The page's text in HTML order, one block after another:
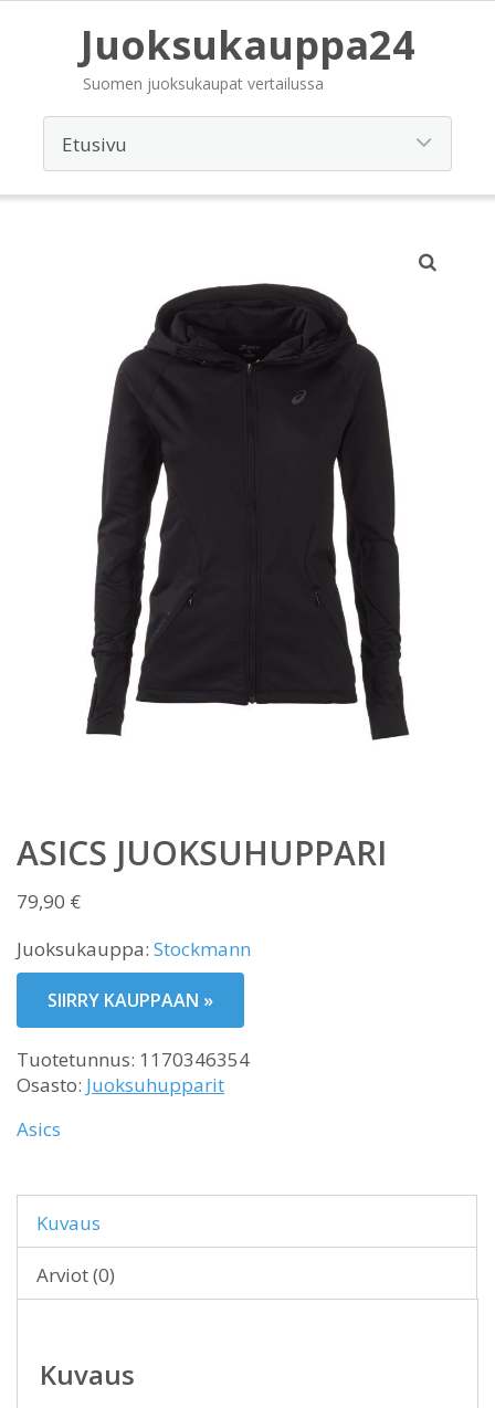
Juoksukauppa24
Suomen juoksukaupat vertailussa
ASICS JUOKSUHUPPARI
79,90 €
Juoksukauppa: Stockmann
SIIRRY KAUPPAAN »
Tuotetunnus: 1170346354
Osasto: Juoksuhupparit
Asics
Kuvaus
Arviot (0)
Kuvaus